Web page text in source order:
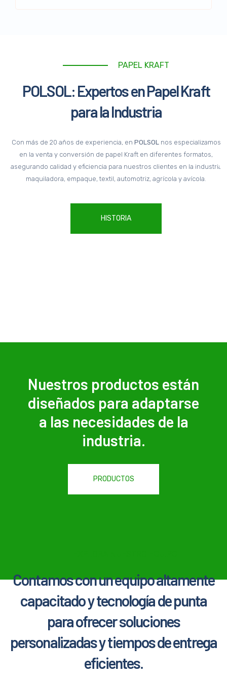
PAPEL KRAFT
POLSOL: Expertos en Papel Kraft
para la Industria
Con más de 20 años de experiencia, en POLSOLnos especializamos
en la venta y conversión de papel Kraft en diferentes formatos,
asegurando calidad y eficiencia para nuestros clientes en la industria
maquiladora, empaque, textil, automotriz, agrícola y avícola.
HISTORIA
Nuestros productos están
diseñados para adaptarse
a las necesidades de la
industria.
PRODUCTOS
Contamos con un equipo altamente
capacitado y tecnología de punta
para ofrecer soluciones
personalizadas y tiempos de entrega
eficientes.